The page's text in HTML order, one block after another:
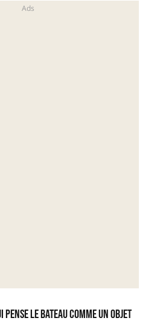
le bateau comme un objet